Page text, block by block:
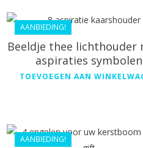
AANBIEDING!
Beeldje thee lichthouder
aspiraties symbolen
TOEVOEGEN AAN
AANBIEDING!
18.00